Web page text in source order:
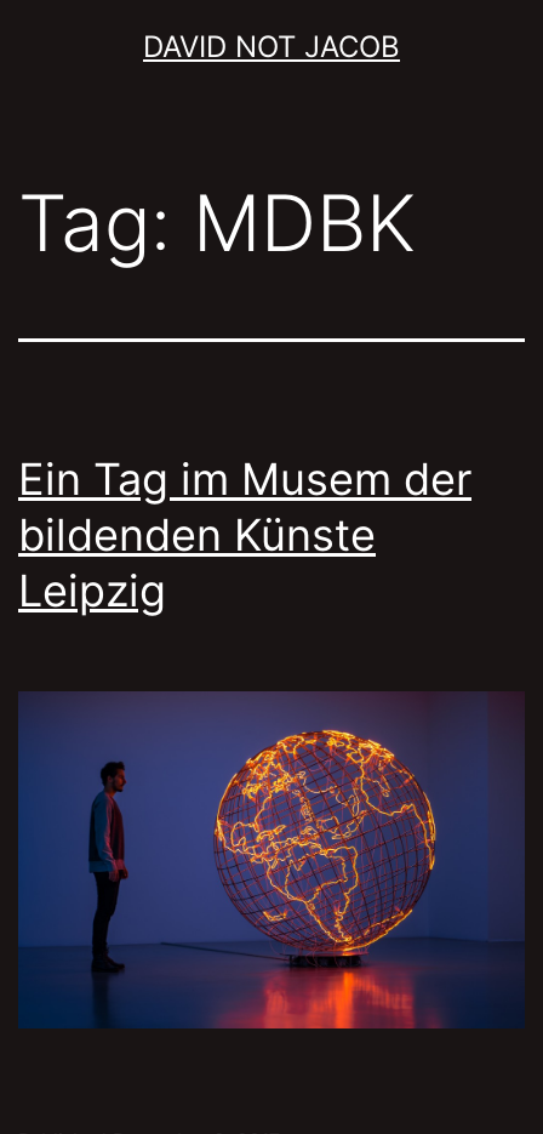
DAVID NOT JACOB
Tag: MDBK
Ein Tag im Musem der
bildenden Künste
Leipzig